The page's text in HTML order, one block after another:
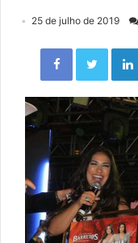
25 de julho de 2019
Facebook Twitter